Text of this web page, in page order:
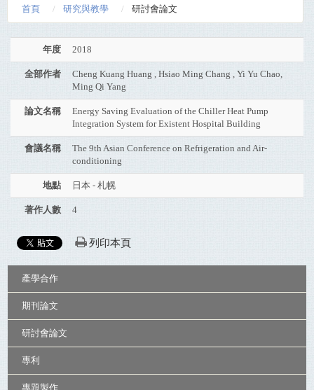
首頁 研究與教學 研討會論文
年度 2018
全部作者
Cheng Kuang Huang , Hsiao Ming Chang , Yi Yu Chao,
Ming Qi Yang
論文名稱
Energy Saving Evaluation of the Chiller Heat Pump
Integration System for Existent Hospital Building
會議名稱
The 9th Asian Conference on Refrigeration and Air-
conditioning
地點 日本 - 札幌
著作人數 4
列印本頁
產學合作
期刊論文
研討會論文
專利
專題製作